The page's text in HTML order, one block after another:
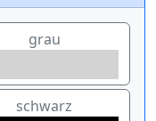
grau
schwarz